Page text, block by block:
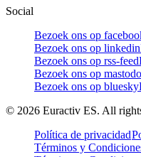
Social
Bezoek ons op
Bezoek ons op linkedin
Bezoek ons op rss-feed
Bezoek ons op
Bezoek ons op bluesky
© 2026 Euractiv ES. All
Política de privacidad
Términos y